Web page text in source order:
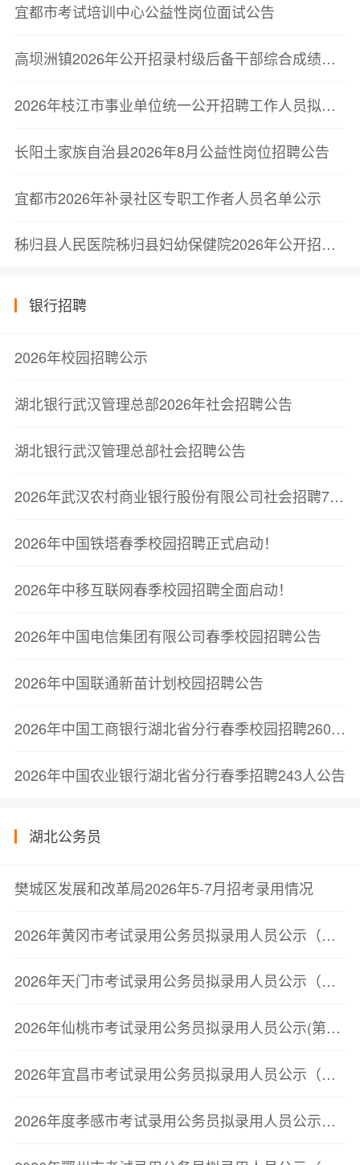
宜都市考试培训中心公益性岗位面试公告
高坝洲镇2026年公开招录村级后备干部综合成绩的公告
2026年枝江市事业单位统一公开招聘工作人员拟聘用人员公示公告
长阳土家族自治县2026年8月公益性岗位招聘公告
宜都市2026年补录社区专职工作者人员名单公示
秭归县人民医院秭归县妇幼保健院2026年公开招聘非在编工作人员的公告
银行招聘
2026年校园招聘公示
湖北银行武汉管理总部2026年社会招聘公告
湖北银行武汉管理总部社会招聘公告
2026年武汉农村商业银行股份有限公司社会招聘7人公告
2026年中国铁塔春季校园招聘正式启动！
2026年中移互联网春季校园招聘全面启动！
2026年中国电信集团有限公司春季校园招聘公告
2026年中国联通新苗计划校园招聘公告
2026年中国工商银行湖北省分行春季校园招聘260人公告
2026年中国农业银行湖北省分行春季招聘243人公告
湖北公务员
樊城区发展和改革局2026年5-7月招考录用情况
2026年黄冈市考试录用公务员拟录用人员公示（第三批）
2026年天门市考试录用公务员拟录用人员公示（第二批）
2026年仙桃市考试录用公务员拟录用人员公示(第二批)
2026年宜昌市考试录用公务员拟录用人员公示（第二批）
2026年度孝感市考试录用公务员拟录用人员公示（第二批）